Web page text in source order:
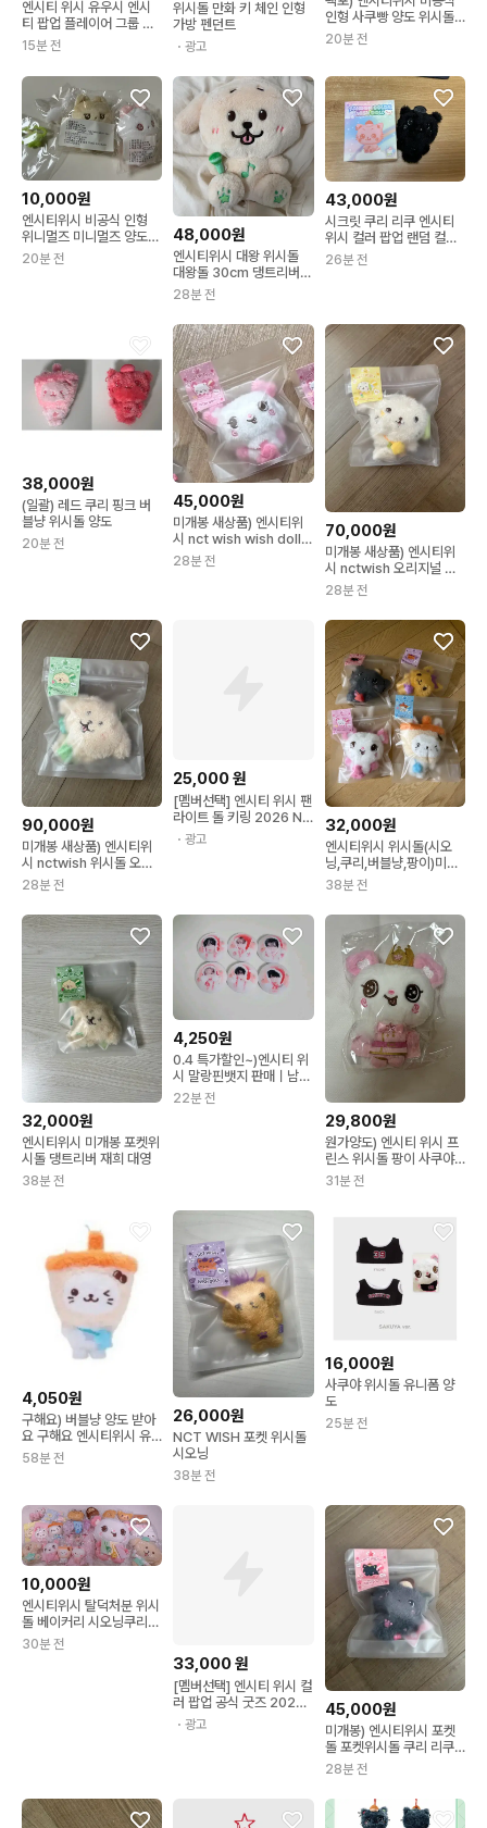
엔시티 위시 유우시 엔시
티 팝업 플레이어 그룹 포
토세트 미개봉 포카 양도
분철 위시돌 버블냥 엠디
15분 전
위시돌 만화 키 체인 인형
가방 펜던트
・광고
인형 사쿠빵 양도 위시돌
시온리쿠유우시재희료사
쿠야
20분 전
10,000원
엔시티위시 비공식 인형
위니멀즈 미니멀즈 양도
위시돌 시온리쿠유우시재
희료사쿠야
20분 전
48,000원
엔시티위시 대왕 위시돌
대왕돌 30cm 댕트리버
재희
28분 전
43,000원
시크릿 쿠리 리쿠 엔시티
위시 컬러 팝업 랜덤 컬러
위시돌 검정 블랙 쿠리
26분 전
38,000원
(일괄) 레드 쿠리 핑크 버
블냥 위시돌 양도
20분 전
45,000원
미개봉 새상품) 엔시티위
시 nct wish wish doll
오리지널 위시돌 팡이 사
쿠야
28분 전
70,000원
미개봉 새상품) 엔시티위
시 nctwish 오리지널 위
시돌 룐룐 료
28분 전
90,000원
미개봉 새상품) 엔시티위
시 nctwish 위시돌 오리
지널 댕트리버 재희
28분 전
25,000원
[멤버선택] 엔시티 위시 팬
라이트 돌 키링 2026 NC
T WISH 콘서트 MD INT
O THE WISH 공식 엠디
・광고
32,000원
엔시티위시 위시돌(시오
닝,쿠리,버블냥,팡이)미개
봉 양도
38분 전
32,000원
엔시티위시 미개봉 포켓위
시돌 댕트리버 재희 대영
38분 전
4,250원
0.4 특가할인~)엔시티 위
시 말랑핀뱃지 판매ㅣ남돌
여돌굿즈비공굿포카
22분 전
29,800원
원가양도) 엔시티 위시 프
린스 위시돌 팡이 사쿠야
보이스 키링 미개봉
31분 전
4,050원
구해요) 버블냥 양도 받아
요 구해요 엔시티위시 유
우시 포켓위시돌
58분 전
26,000원
NCT WISH 포켓 위시돌
시오닝
38분 전
16,000원
사쿠야 위시돌 유니폼 양
도
25분 전
10,000원
엔시티위시 탈덕처분 위시
돌 베이커리 시오닝쿠리버
블냥댕트리버룐룐팡이
30분 전
33,000원
[멤버선택] 엔시티 위시 컬
러 팝업 공식 굿즈 2025
NCT WISH POP UP [FI
ND YOUR COLOR] M
・광고
45,000원
미개봉) 엔시티위시 포켓
돌 포켓위시돌 쿠리 리쿠
위시돌
28분 전